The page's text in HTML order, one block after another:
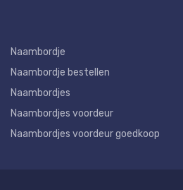
Naambordje
Naambordje bestellen
Naambordjes
Naambordjes voordeur
Naambordjes voordeur goedkoop